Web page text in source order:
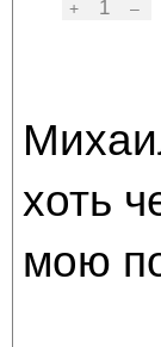
+
1 –
хоть
мою